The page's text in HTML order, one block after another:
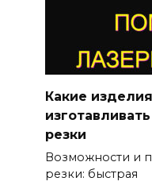
Какие
резки
Возможности и
резки: быстрая